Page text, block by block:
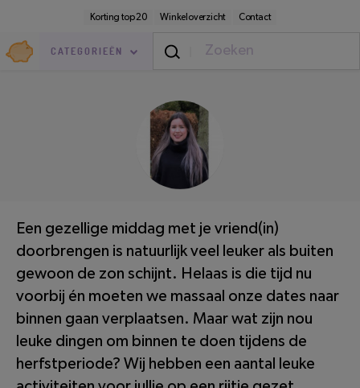
inhoud
Korting top 20 Winkeloverzicht Contact
Goedkoop.nl
CATEGORIEËN
Binnen LEESTIJD: 4 MINUTEN
Een gezellige middag met je vriend(in)
doorbrengen is natuurlijk veel leuker als buiten
gewoon de zon schijnt. Helaas is die tijd nu
voorbij én moeten we massaal onze dates naar
binnen gaan verplaatsen. Maar wat zijn nou
leuke dingen om binnen te doen tijdens de
herfstperiode? Wij hebben een aantal leuke